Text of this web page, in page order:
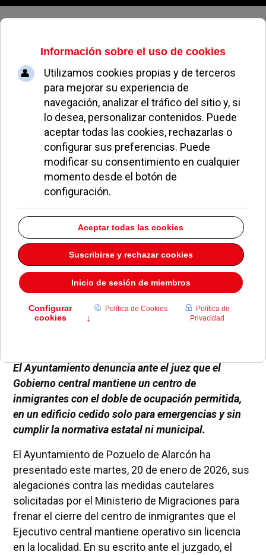
Domingo, 09 de agosto de 2026
El Ayuntamiento de Pozuelo
denuncia ante el juzgado las
ilegalidades del centro de
inmigrantes
JUAN FERNÁNDEZ NOTICIAS DE POZUELO 20 ENERO 2026
El Ayuntamiento denuncia ante el juez que el
Gobierno central mantiene un centro de
inmigrantes con el doble de ocupación permitida,
en un edificio cedido solo para emergencias y sin
cumplir la normativa estatal ni municipal.
El Ayuntamiento de Pozuelo de Alarcón ha
presentado este martes, 20 de enero de 2026, sus
alegaciones contra las medidas cautelares
solicitadas por el Ministerio de Migraciones para
frenar el cierre del centro de inmigrantes que el
Ejecutivo central mantiene operativo sin licencia
en la localidad. En su escrito ante el juzgado, el